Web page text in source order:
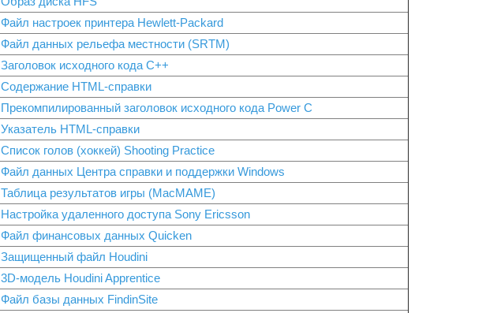
Файл настроек принтера Hewlett-Packard
Файл данных рельефа местности (SRTM)
Заголовок исходного кода C++
Содержание HTML-справки
Прекомпилированный заголовок исходного кода Power C
Указатель HTML-справки
Список голов (хоккей) Shooting Practice
Файл данных Центра справки и поддержки Windows
Таблица результатов игры (MacMAME)
Настройка удаленного доступа Sony Ericsson
Файл финансовых данных Quicken
Защищенный файл Houdini
3D-модель Houdini Apprentice
Файл базы данных FindinSite